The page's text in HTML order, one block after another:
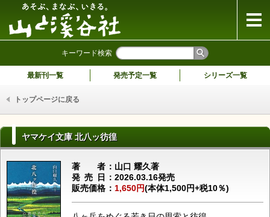
キーワード検索
最新刊一覧 発売予定一覧 シリーズ一覧
トップページに戻る
ヤマケイ文庫 北八ッ彷徨
著者山口 耀久著
発売日 2026.03.16発売
販売価格
1,650円(本体1,500円+税10％)